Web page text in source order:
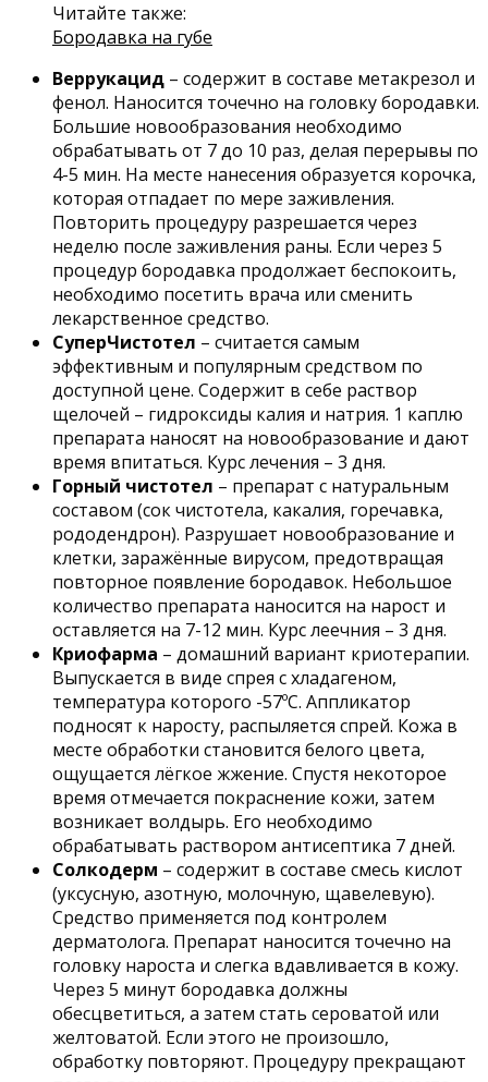
Читайте также:
Бородавка на губе
Веррукацид – содержит в составе метакрезол и
фенол. Наносится точечно на головку бородавки.
Большие новообразования необходимо
обрабатывать от 7 до 10 раз, делая перерывы по
4-5 мин. На месте нанесения образуется корочка,
которая отпадает по мере заживления.
Повторить процедуру разрешается через
неделю после заживления раны. Если через 5
процедур бородавка продолжает беспокоить,
необходимо посетить врача или сменить
лекарственное средство.
СуперЧистотел – считается самым
эффективным и популярным средством по
доступной цене. Содержит в себе раствор
щелочей – гидроксиды калия и натрия. 1 каплю
препарата наносят на новообразование и дают
время впитаться. Курс лечения – 3 дня.
Горный чистотел – препарат с натуральным
составом (сок чистотела, какалия, горечавка,
рододендрон). Разрушает новообразование и
клетки, заражённые вирусом, предотвращая
повторное появление бородавок. Небольшое
количество препарата наносится на нарост и
оставляется на 7-12 мин. Курс леечния – 3 дня.
Криофарма – домашний вариант криотерапии.
Выпускается в виде спрея с хладагеном,
температура которого -57ºС. Аппликатор
подносят к наросту, распыляется спрей. Кожа в
месте обработки становится белого цвета,
ощущается лёгкое жжение. Спустя некоторое
время отмечается покраснение кожи, затем
возникает волдырь. Его необходимо
обрабатывать раствором антисептика 7 дней.
Солкодерм – содержит в составе смесь кислот
(уксусную, азотную, молочную, щавелевую).
Средство применяется под контролем
дерматолога. Препарат наносится точечно на
головку нароста и слегка вдавливается в кожу.
Через 5 минут бородавка должны
обесцветиться, а затем стать сероватой или
желтоватой. Если этого не произошло,
обработку повторяют. Процедуру прекращают